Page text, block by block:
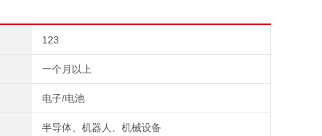
123
一个月以上
电子/电池
半导体、机器人、机械设备